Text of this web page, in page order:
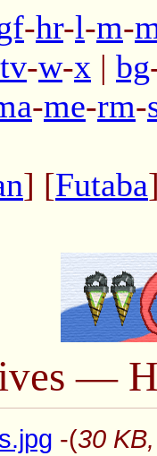
-hr-l-m-
tv-w-x | bg
-me-rm-
] [Futaba
—
-(30